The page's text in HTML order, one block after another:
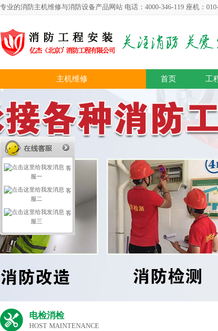
专业的消防主机维修与消防设备产品网站 电话：4000-346-119 座机：
主机维修 首页 工
电检消检
HOST MAINTENANCE
客
服一
客
服二
客
服三